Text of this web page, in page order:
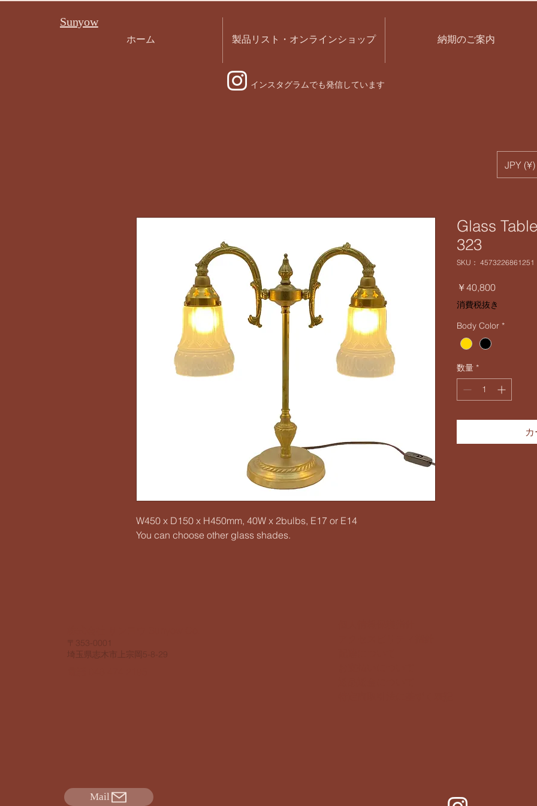
Sunyow
ホーム 製品リスト・オンラインショップ 納期のご案内
インスタグラムでも発信しています
W450 x D150 x H450mm, 40W x 2bulbs, E17 or E14
You can choose other glass shades.
Glass
323
SKU： 4573226861251
￥40,800価
格
消費税抜き
Body Color *
数量 *
JPY (¥)
​〒353-0001
​埼玉県志木市上宗岡5-8-29
Mail